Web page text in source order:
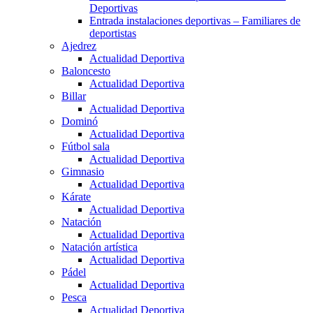
Deportivas
Entrada instalaciones deportivas – Familiares de
deportistas
Ajedrez
Actualidad Deportiva
Baloncesto
Actualidad Deportiva
Billar
Actualidad Deportiva
Dominó
Actualidad Deportiva
Fútbol sala
Actualidad Deportiva
Gimnasio
Actualidad Deportiva
Kárate
Actualidad Deportiva
Natación
Actualidad Deportiva
Natación artística
Actualidad Deportiva
Pádel
Actualidad Deportiva
Pesca
Actualidad Deportiva